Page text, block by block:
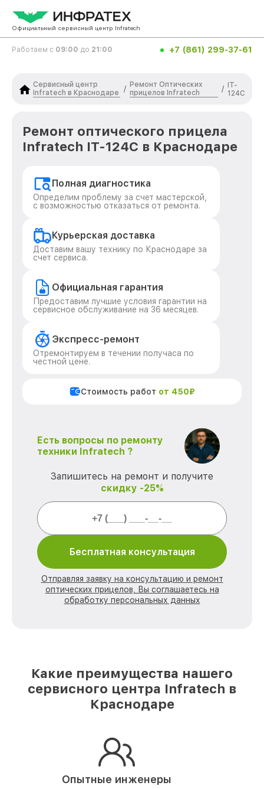
Официальный сервисный центр Infratech
Работаем с 09:00 до 21:00 +7 (861) 299-37-61
Сервисный центр
Infratech в Краснодаре
/
Ремонт Оптических
прицелов Infratech
/ IT-
124C
Ремонт оптического прицела
Infratech IT-124C в Краснодаре
Полная диагностика
Определим проблему за счет мастерской,
с возможностью отказаться от ремонта.
Курьерская доставка
Доставим вашу технику по Краснодаре за
счет сервиса.
Официальная гарантия
Предоставим лучшие условия гарантии на
сервисное обслуживание на 36 месяцев.
Экспресс-ремонт
Отремонтируем в течении получаса по
честной цене.
Стоимость работ от 450₽
Есть вопросы по ремонту
техники Infratech ?
Запишитесь на ремонт и получите
скидку -25%
Бесплатная консультация
Отправляя заявку на консультацию и ремонт
оптических прицелов, Вы соглашаетесь на
обработку персональных данных
Какие преимущества нашего
сервисного центра Infratech в
Краснодаре
Опытные инженеры